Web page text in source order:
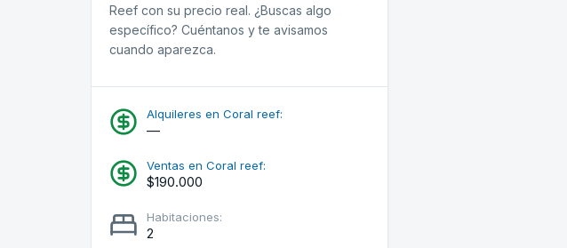
Reef con su precio real. ¿Buscas algo
específico? Cuéntanos y te avisamos
cuando aparezca.
Alquileres en Coral reef:
—
Ventas en Coral reef:
$190.000
Habitaciones:
2